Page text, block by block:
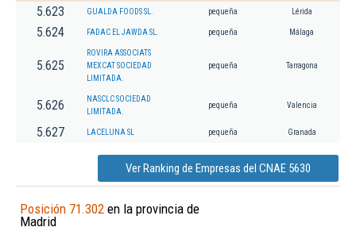
5.623 GUALDA FOODS SL. pequeña Lérida
5.624 FADAC EL JAWDA SL. pequeña Málaga
5.625
ROVIRA ASSOCIATS
MEXCAT SOCIEDAD
LIMITADA.
pequeña Tarragona
5.626
NASCLC SOCIEDAD
LIMITADA.
pequeña Valencia
5.627 LACELUNA SL pequeña Granada
Ver Ranking de Empresas del CNAE 5630
Posición 71.302 en la provincia de
Madrid